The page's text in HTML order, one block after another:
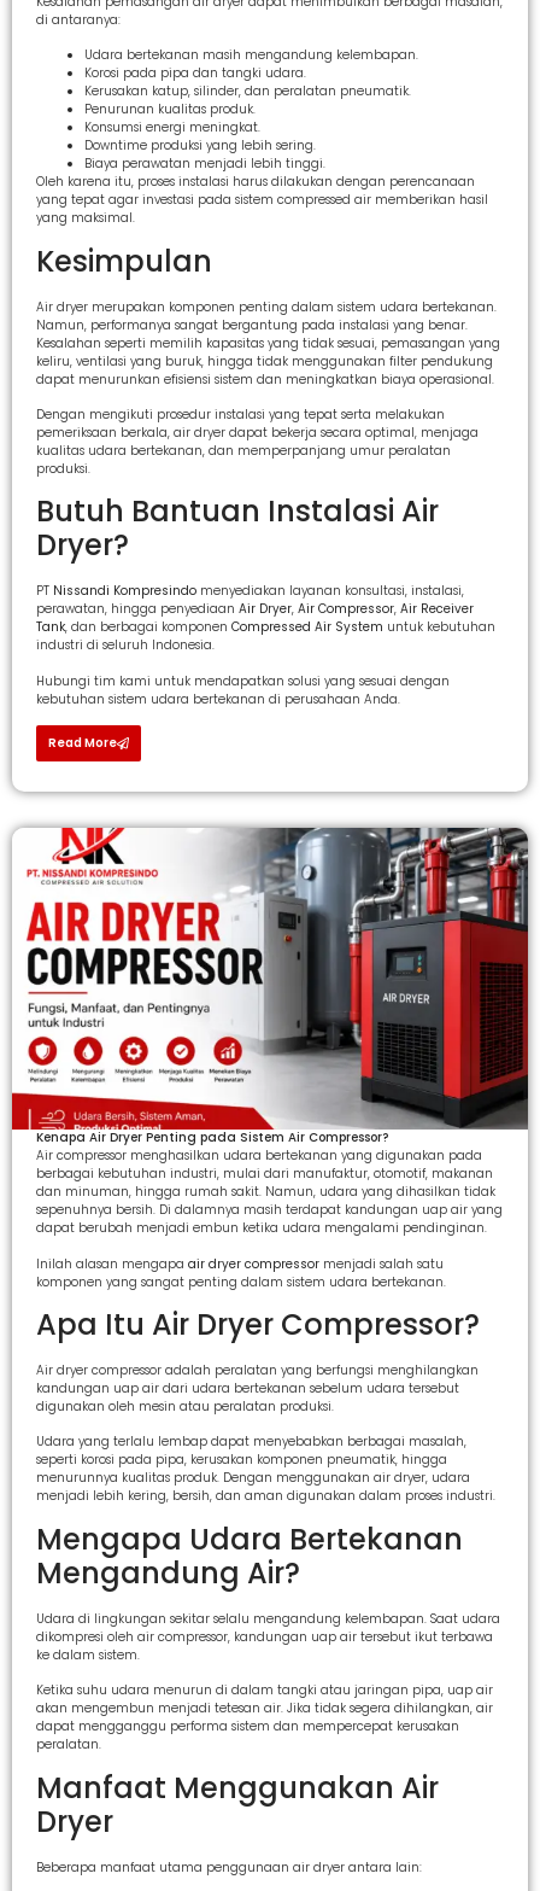
di antaranya:
Udara bertekanan masih mengandung kelembapan.
Korosi pada pipa dan tangki udara.
Kerusakan katup, silinder, dan peralatan pneumatik.
Penurunan kualitas produk.
Konsumsi energi meningkat.
Downtime produksi yang lebih sering.
Biaya perawatan menjadi lebih tinggi.
Oleh karena itu, proses instalasi harus dilakukan dengan perencanaan
yang tepat agar investasi pada sistem compressed air memberikan hasil
yang maksimal.
Kesimpulan
Air dryer merupakan komponen penting dalam sistem udara bertekanan.
Namun, performanya sangat bergantung pada instalasi yang benar.
Kesalahan seperti memilih kapasitas yang tidak sesuai, pemasangan yang
keliru, ventilasi yang buruk, hingga tidak menggunakan filter pendukung
dapat menurunkan efisiensi sistem dan meningkatkan biaya operasional.
Dengan mengikuti prosedur instalasi yang tepat serta melakukan
pemeriksaan berkala, air dryer dapat bekerja secara optimal, menjaga
kualitas udara bertekanan, dan memperpanjang umur peralatan
produksi.
Butuh Bantuan Instalasi Air
Dryer?
PT Nissandi Kompresindo menyediakan layanan konsultasi, instalasi,
perawatan, hingga penyediaan Air Dryer, Air Compressor, Air Receiver
Tank, dan berbagai komponen Compressed Air System untuk kebutuhan
industri di seluruh Indonesia.
Hubungi tim kami untuk mendapatkan solusi yang sesuai dengan
kebutuhan sistem udara bertekanan di perusahaan Anda.
Read More
Kenapa Air Dryer Penting pada Sistem Air Compressor?
Air compressor menghasilkan udara bertekanan yang digunakan pada
berbagai kebutuhan industri, mulai dari manufaktur, otomotif, makanan
dan minuman, hingga rumah sakit. Namun, udara yang dihasilkan tidak
sepenuhnya bersih. Di dalamnya masih terdapat kandungan uap air yang
dapat berubah menjadi embun ketika udara mengalami pendinginan.
Inilah alasan mengapa air dryer compressor menjadi salah satu
komponen yang sangat penting dalam sistem udara bertekanan.
Apa Itu Air Dryer Compressor?
Air dryer compressor adalah peralatan yang berfungsi menghilangkan
kandungan uap air dari udara bertekanan sebelum udara tersebut
digunakan oleh mesin atau peralatan produksi.
Udara yang terlalu lembap dapat menyebabkan berbagai masalah,
seperti korosi pada pipa, kerusakan komponen pneumatik, hingga
menurunnya kualitas produk. Dengan menggunakan air dryer, udara
menjadi lebih kering, bersih, dan aman digunakan dalam proses industri.
Mengapa Udara Bertekanan
Mengandung Air?
Udara di lingkungan sekitar selalu mengandung kelembapan. Saat udara
dikompresi oleh air compressor, kandungan uap air tersebut ikut terbawa
ke dalam sistem.
Ketika suhu udara menurun di dalam tangki atau jaringan pipa, uap air
akan mengembun menjadi tetesan air. Jika tidak segera dihilangkan, air
dapat mengganggu performa sistem dan mempercepat kerusakan
peralatan.
Manfaat Menggunakan Air
Dryer
Beberapa manfaat utama penggunaan air dryer antara lain: